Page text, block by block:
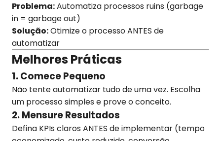
Problema:Automatiza processos ruins (garbage
in = garbage out)
Solução:Otimize o processo ANTES de
automatizar
Melhores Práticas
1. Comece Pequeno
Não tente automatizar tudo de uma vez. Escolha
um processo simples e prove o conceito.
2. Mensure Resultados
Defina KPIs claros ANTES de implementar (tempo